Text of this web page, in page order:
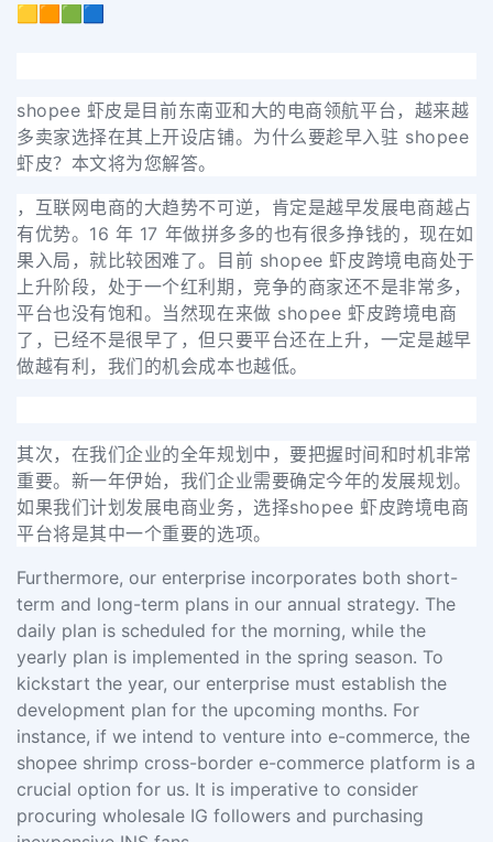
🟨🟧🟩🟦
shopee 虾皮是目前东南亚和大的电商领航平台，越来越
多卖家选择在其上开设店铺。为什么要趁早入驻 shopee
虾皮？本文将为您解答。
，互联网电商的大趋势不可逆，肯定是越早发展电商越占
有优势。 16 年 17 年做拼多多的也有很多挣钱的，现在如
果入局，就比较困难了。
目前 shopee 虾皮跨境电商处于
上升阶段，处于一个红利期，竞争的商家还不是非常多，
平台也没有饱和。当然现在来做 shopee 虾皮跨境电商
了，已经不是很早了，但只要平台还在上升，一定是越早
做越有利，我们的机会成本也越低。
其次，在我们企业的全年规划中，要把握时间和时机非常
重要。新一年伊始，我们企业需要确定今年的发展规划。
如果我们计划发展电商业务，选择shopee 虾皮跨境电商
平台将是其中一个重要的选项。
Furthermore, our enterprise incorporates both short-
term and long-term plans in our annual strategy. The
daily plan is scheduled for the morning, while the
yearly plan is implemented in the spring season. To
kickstart the year, our enterprise must establish the
development plan for the upcoming months. For
instance, if we intend to venture into e-commerce, the
shopee shrimp cross-border e-commerce platform is a
crucial option for us. It is imperative to consider
procuring wholesale IG followers and purchasing